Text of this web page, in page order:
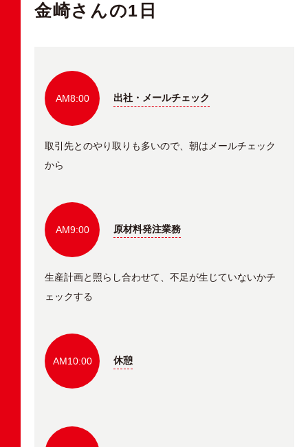
金崎さんの1日
AM8:00 出社・メールチェック
取引先とのやり取りも多いので、朝はメールチェック
から
AM9:00 原材料発注業務
生産計画と照らし合わせて、不足が生じていないかチ
ェックする
AM10:00 休憩